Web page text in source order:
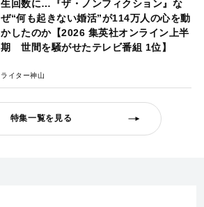
生回数に…『ザ・ノンフィクション』な
ぜ“何も起きない婚活”が114万人の心を動
かしたのか【2026 集英社オンライン上半
期 世間を騒がせたテレビ番組 1位】
ライター神山
特集一覧を見る